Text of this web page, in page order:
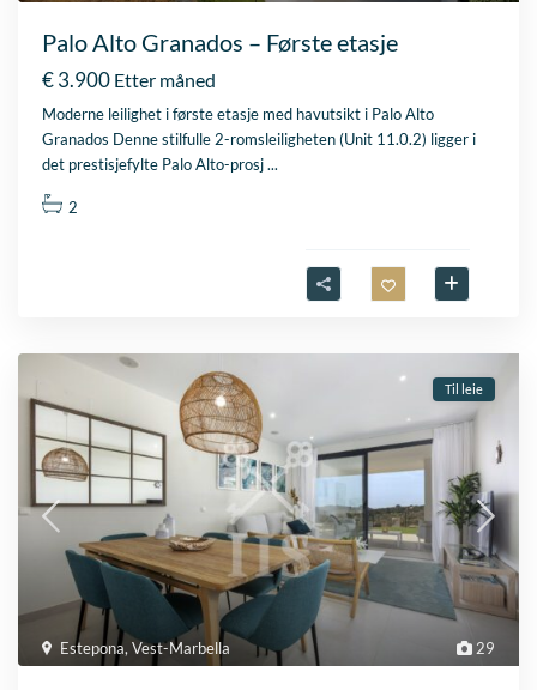
Palo Alto Granados – Første etasje
€ 3.900 Etter måned
Moderne leilighet i første etasje med havutsikt i Palo Alto
Granados Denne stilfulle 2-romsleiligheten (Unit 11.0.2) ligger i
det prestisjefylte Palo Alto-prosj...
2
29
Estepona,Vest-Marbella
Til leie